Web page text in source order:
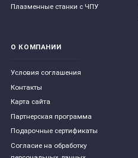
Плазменные станки с ЧПУ
О КОМПАНИИ
Условия соглашения
Контакты
Карта сайта
Партнерская программа
Подарочные сертификаты
Согласие на обработку